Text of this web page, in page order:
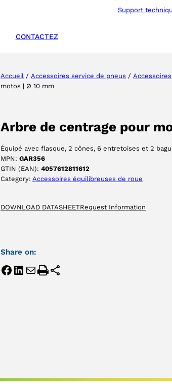
Support
CONTACTEZ
Accueil / Accessoires service de pneus /
motos | Ø 10 mm
Arbre de centrage pour
Équipé avec flasque, 2 cônes, 6 entretoises et 2
MPN: GAR356
GTIN (EAN): 4057612811612
Category: Accessoires équilibreuses de roue
DOWNLOAD DATASHEETRequest Information
Share on: